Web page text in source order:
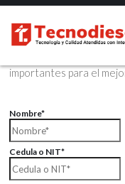
Contáctenos Vía
Envíenos sus datos
importantes para el
Nombre*
Cedula o NIT*